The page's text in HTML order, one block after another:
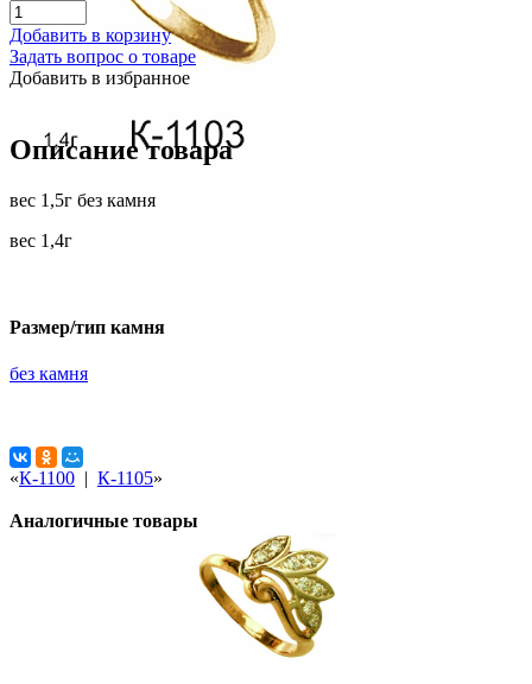
Добавить в корзину
Задать вопрос о товаре
Добавить в избранное
Описание товара
вес 1,5г без камня
вес 1,4г
Размер/тип камня
без камня
«К-1100 | К-1105»
Аналогичные товары